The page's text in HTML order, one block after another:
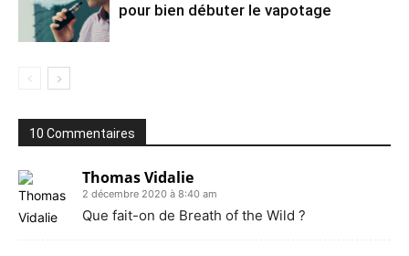
pour bien débuter le vapotage
10 Commentaires
Thomas Vidalie
2 décembre 2020 à 8:40 am
Que fait-on de Breath of the Wild ?